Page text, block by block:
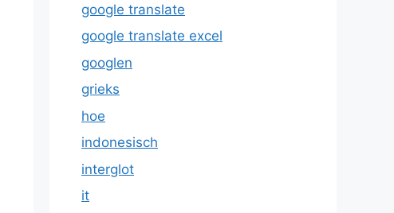
google translate
google translate excel
googlen
grieks
hoe
indonesisch
interglot
it